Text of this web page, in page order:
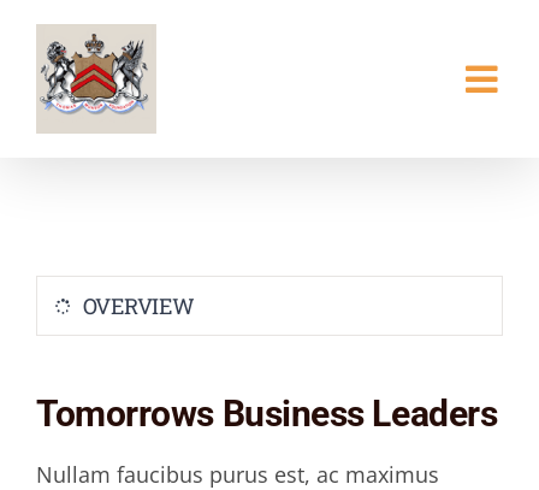
Skip
content
OVERVIEW
Tomorrows Business Leaders
Nullam faucibus purus est, ac maximus